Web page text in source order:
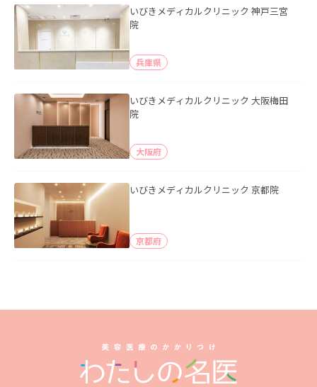
いびきメディカルクリニック 神戸三宮
院
兵庫県
いびきメディカルクリニック 大阪梅田
院
大阪府
いびきメディカルクリニック 京都院
京都府